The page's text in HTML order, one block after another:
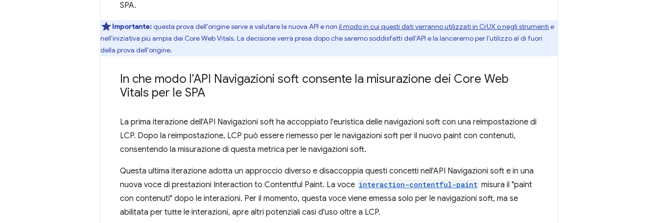
SPA.
Importante:questa prova dell'origine serve a valutare la nuova API e non il modo in cui questi dati verranno utilizzati in CrUX o negli strumenti e
nell'iniziativa più ampia dei Core Web Vitals. La decisione verrà presa dopo che saremo soddisfatti dell'API e la lanceremo per l'utilizzo al di fuori
della prova dell'origine.
In che modo l'API Navigazioni soft consente la misurazione dei Core Web
Vitals per le SPA
La prima iterazione dell'API Navigazioni soft ha accoppiato l'euristica delle navigazioni soft con una reimpostazione di
LCP. Dopo la reimpostazione, LCP può essere riemesso per le navigazioni soft per il nuovo paint con contenuti,
consentendo la misurazione di questa metrica per le navigazioni soft.
Questa ultima iterazione adotta un approccio diverso e disaccoppia questi concetti nell'API Navigazioni soft e in una
nuova voce di prestazioni Interaction to Contentful Paint. La voce interaction-contentful-paint misura il "paint
con contenuti" dopo le interazioni. Per il momento, questa voce viene emessa solo per le navigazioni soft, ma se
abilitata per tutte le interazioni, apre altri potenziali casi d'uso oltre a LCP.